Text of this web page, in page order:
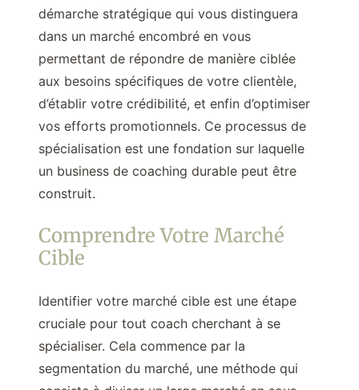
démarche stratégique qui vous distinguera
dans un marché encombré en vous
permettant de répondre de manière ciblée
aux besoins spécifiques de votre clientèle,
d’établir votre crédibilité, et enfin d’optimiser
vos efforts promotionnels. Ce processus de
spécialisation est une fondation sur laquelle
un business de coaching durable peut être
construit.
Comprendre Votre Marché
Cible
Identifier votre marché cible est une étape
cruciale pour tout coach cherchant à se
spécialiser. Cela commence par la
segmentation du marché, une méthode qui